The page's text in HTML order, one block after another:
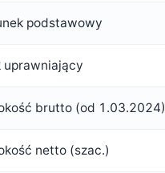
podstawowy
uprawniający
brutto (od 1.03.2024)
netto (szac.)